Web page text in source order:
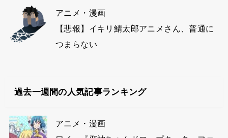
アニメ・漫画
【悲報】イキリ鯖太郎アニメさん、普通に
つまらない
過去一週間の人気記事ランキング
アニメ・漫画